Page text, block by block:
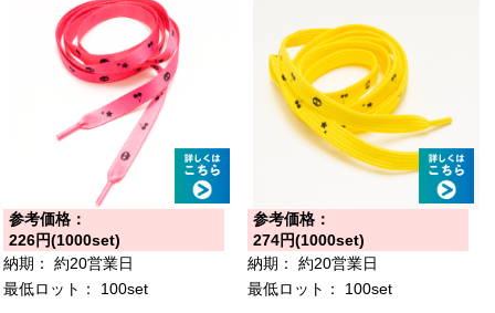
参考価格：
226円(1000set)
納期：
約20営業日
最低ロット：
100set
参考価格：
274円(1000set)
納期：
約20営業日
最低ロット：
100set